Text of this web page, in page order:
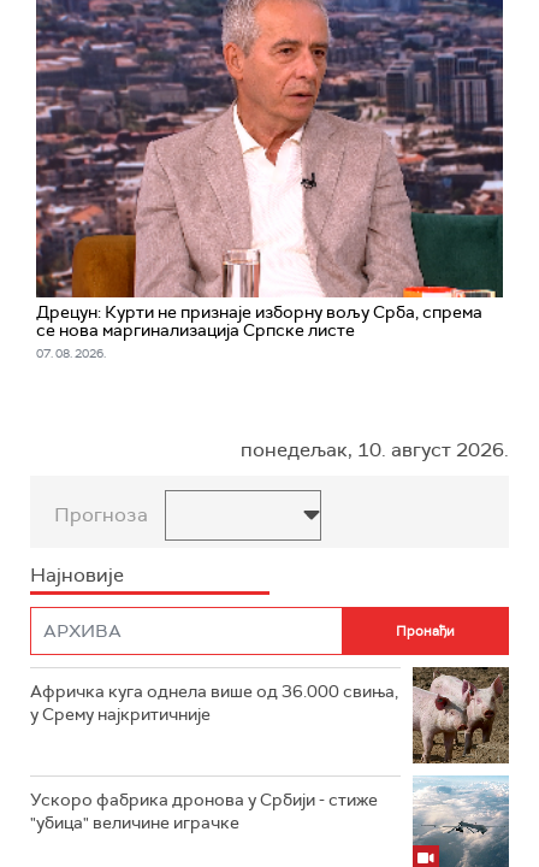
Дрецун: Курти не признаје изборну вољу Срба, спрема
се нова маргинализација Српске листе
07. 08. 2026.
понедељак, 10. август 2026.
Прогноза
Најновије
Афричка куга однела више од 36.000 свиња,
у Срему најкритичније
Ускоро фабрика дронова у Србији - стиже
"убица" величине играчке